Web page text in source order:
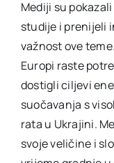
Mediji su
studije i prenijeli
važnost ove
Europi raste
dostigli ciljevi
suočavanja s
rata u Ukrajini.
svoje veličine i